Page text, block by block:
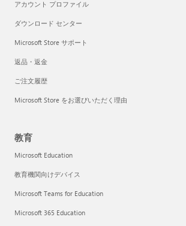
アカウント プロファイル
ダウンロード センター
Microsoft Store サポート
返品・返金
ご注文履歴
Microsoft Store をお選びいただく理由
教育
Microsoft Education
教育機関向けデバイス
Microsoft Teams for Education
Microsoft 365 Education